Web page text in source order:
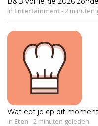
in Entertainment- 2 minuten
Wat eet je op dit
in Eten - 2 minuten geleden